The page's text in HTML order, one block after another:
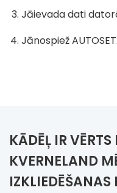
Jāievada dati
Jānospiež
KĀDĒĻ IR
KVERNELAND